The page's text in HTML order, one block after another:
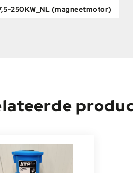
250KW_NL (magneetmotor)